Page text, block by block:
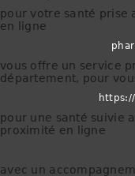
pour votre santé prise
en ligne
vous offre un service
département, pour
pour une santé suivie
proximité en ligne
avec un